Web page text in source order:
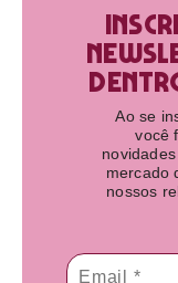
Ao se
você
mercado
nossos